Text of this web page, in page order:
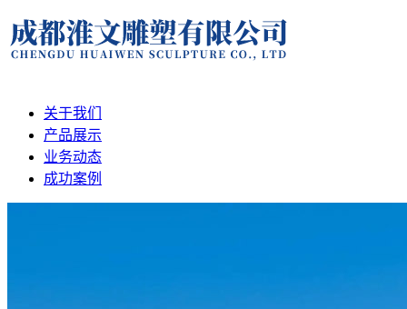
关于我们
产品展示
业务动态
成功案例